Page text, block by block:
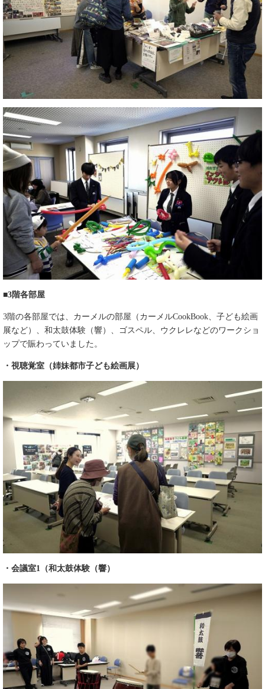
■3階各部屋
3階の各部屋では、カーメルの部屋（カーメルCookBook、子ども絵画
展など）、和太鼓体験（響）、ゴスペル、ウクレレなどのワークショ
ップで賑わっていました。
・視聴覚室（姉妹都市子ども絵画展）
・会議室1（和太鼓体験（響）